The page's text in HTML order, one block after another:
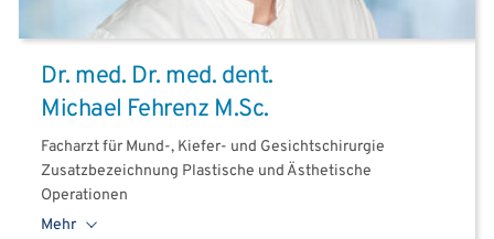
Dr. med. Dr. med. dent.
Michael Fehrenz M.Sc.
Facharzt für Mund-, Kiefer- und Gesichtschirurgie
Zusatzbezeichnung Plastische und Ästhetische
Operationen
Mehr